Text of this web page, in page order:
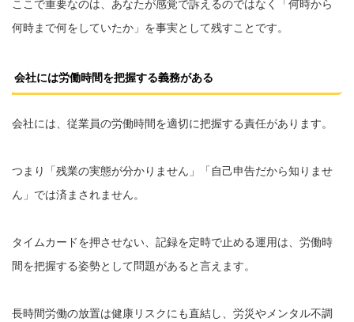
ここで重要なのは、あなたが感覚で訴えるのではなく「何時から
何時まで何をしていたか」を事実として残すことです。
会社には労働時間を把握する義務がある
会社には、従業員の労働時間を適切に把握する責任があります。
つまり「残業の実態が分かりません」「自己申告だから知りませ
ん」では済まされません。
タイムカードを押させない、記録を定時で止める運用は、労働時
間を把握する姿勢として問題があると言えます。
長時間労働の放置は健康リスクにも直結し、労災やメンタル不調